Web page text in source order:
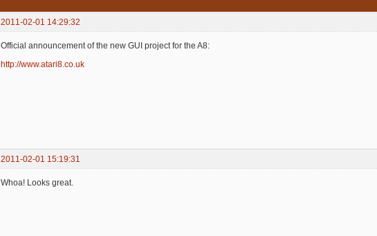
2011-02-01 14:29:32
Official announcement of the new GUI project for the A8:
http://www.atari8.co.uk
2011-02-01 15:19:31
Whoa! Looks great.